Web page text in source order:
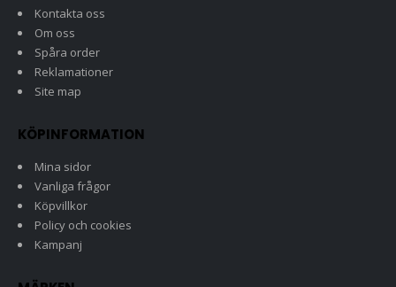
Kontakta oss
Om oss
Spåra order
Reklamationer
Site map
KÖPINFORMATION
Mina sidor
Vanliga frågor
Köpvillkor
Policy och cookies
Kampanj